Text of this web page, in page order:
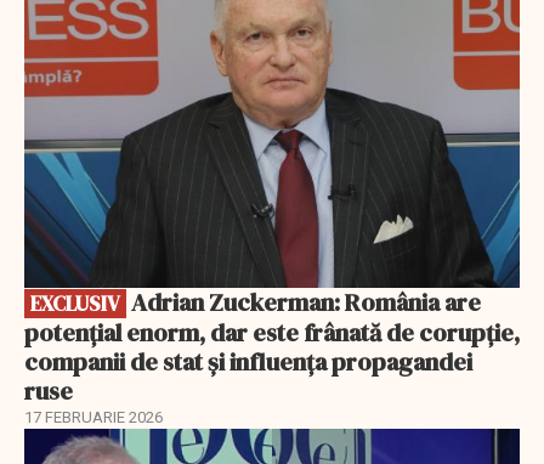
EXCLUSIV
potențial enorm, dar este frânată de corupție,
companii de stat și influența propagandei
ruse
17 FEBRUARIE 2026
EXCLUSIV